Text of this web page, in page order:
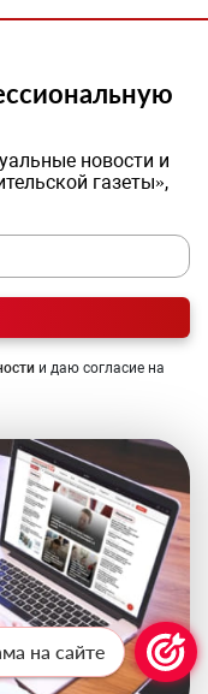
новости и
газеты»,
и даю согласие на
на сайте